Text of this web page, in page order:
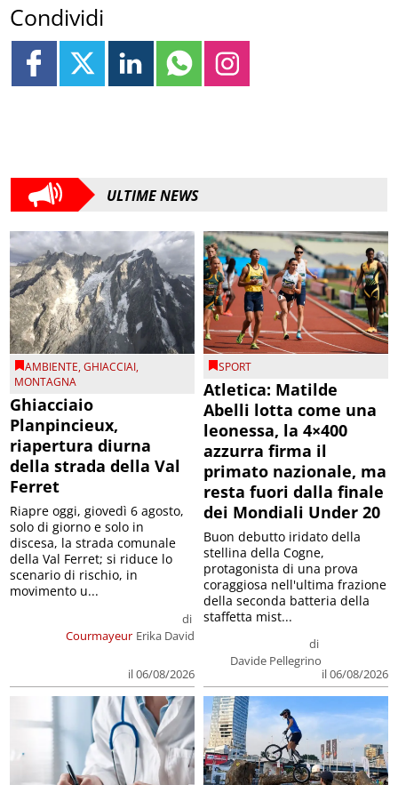
Condividi
ULTIME NEWS
AMBIENTE,GHIACCIAI,
MONTAGNA
Ghiacciaio
Planpincieux,
riapertura diurna
della strada della Val
Ferret
Courmayeur
di
Erika David
il 06/08/2026
Riapre oggi, giovedì 6 agosto,
solo di giorno e solo in
discesa, la strada comunale
della Val Ferret; si riduce lo
scenario di rischio, in
movimento u...
SPORT
Atletica: Matilde
Abelli lotta come una
leonessa, la 4×400
azzurra firma il
primato nazionale, ma
resta fuori dalla finale
dei Mondiali Under 20
di
Davide Pellegrino
il 06/08/2026
Buon debutto iridato della
stellina della Cogne,
protagonista di una prova
coraggiosa nell'ultima frazione
della seconda batteria della
staffetta mist...